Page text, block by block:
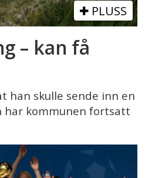
PLUSS
– kan få
han skulle sende inn en
har kommunen fortsatt